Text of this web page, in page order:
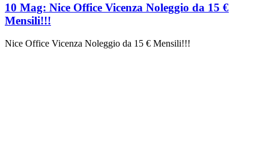
10 Mag: Nice Office Vicenza Noleggio da 15 €
Mensili!!!
Nice Office Vicenza Noleggio da 15 € Mensili!!!